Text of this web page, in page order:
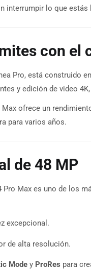
interrumpir lo que estás
con el
Pro, está construido
y edición de video
Max ofrece un
para varios años.
de 48 MP
Max es uno de los
excepcional.
de alta resolución.
Mode y ProRes para